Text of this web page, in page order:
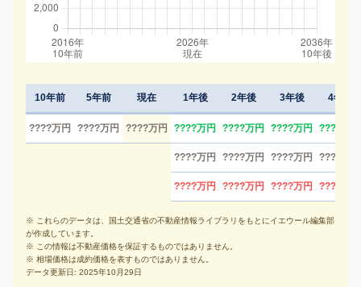
10年前 5年前 現在
????万円 ????万円 ????万円
1年後 2年後 3年後 4年後
????万円 ????万円 ????万円 ????万円
????万円 ????万円 ????万円 ????万円
????万円 ????万円 ????万円 ????万円
※ これらのデータは、国土交通省の不動産情報ライブラリをもとにイエウール編集部
が作成しています。
※ この情報は不動産価格を保証するものではありません。
※ 相場価格は成約価格を表すものではありません。
データ更新日: 2025年10月29日